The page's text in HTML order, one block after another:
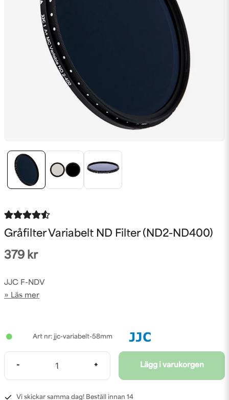
Gråfilter Variabelt ND Filter (ND2-ND400)
379 kr
JJC F-NDV
Läs mer
jjc-variabelt-58mm
- + Lägg i varukorgen
Vi skickar samma dag! Beställ innan 14